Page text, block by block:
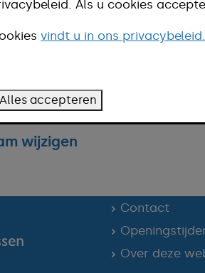
personen (BRP)
indienen
wijzigen
Contact
Over deze
Als u cookies
vindt u in ons privacybeleid.
Alles accepteren